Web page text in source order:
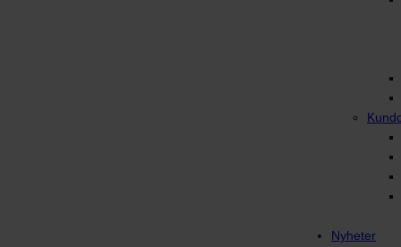
Nyheter